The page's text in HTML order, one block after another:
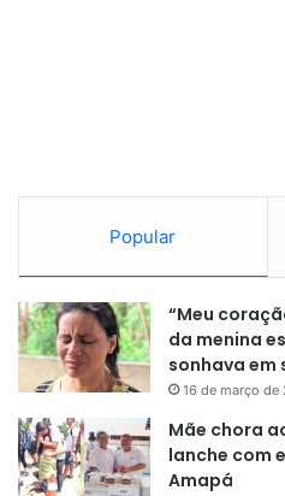
Popular
“Meu
da menina
sonhava em
16 de março de
Mãe chora
lanche com
Amapá